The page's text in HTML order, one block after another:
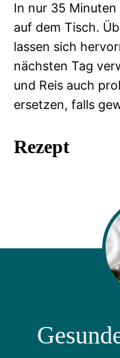
In nur 35
auf dem Tisch.
lassen sich
nächsten Tag
und Reis auch
ersetzen, falls
Rezept